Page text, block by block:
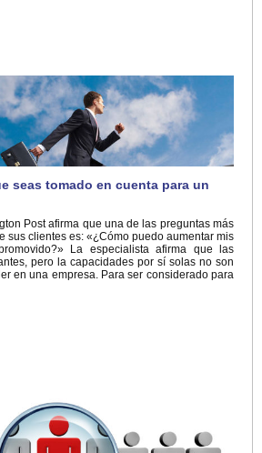
seas tomado en cuenta para un
Post afirma que una de las preguntas más
sus clientes es: «¿Cómo puedo aumentar mis
La especialista afirma que las
pero la capacidades por sí solas no son
en una empresa. Para ser considerado para